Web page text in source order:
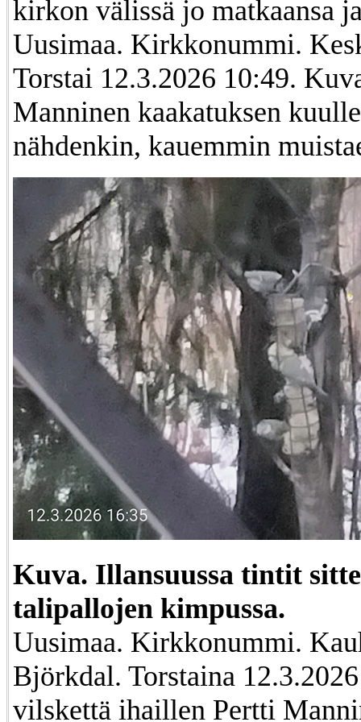
kirkon välissä jo matkaansa
Uusimaa. Kirkkonummi.
Torstai 12.3.2026 10:49.
Manninen kaakatuksen
nähdenkin, kauemmin
Kuva. Illansuussa tintit
talipallojen kimpussa.
Uusimaa. Kirkkonummi.
Björkdal. Torstaina
vilskettä ihaillen Pertti